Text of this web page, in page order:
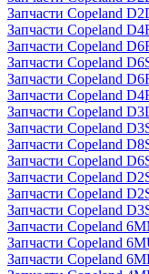
Запчасти Copeland
Запчасти Copeland
Запчасти Copeland
Запчасти Copeland
Запчасти Copeland
Запчасти Copeland
Запчасти Copeland
Запчасти Copeland
Запчасти Copeland
Запчасти Copeland
Запчасти Copeland
Запчасти Copeland
Запчасти Copeland
Запчасти Copeland
Запчасти Copeland
Запчасти Copeland